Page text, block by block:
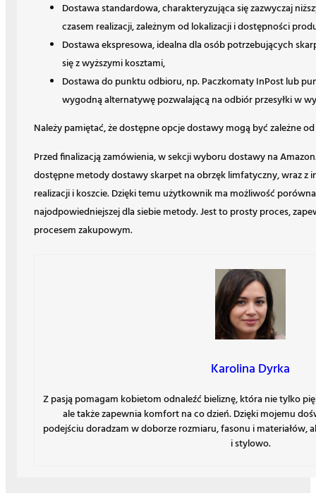
Dostawa standardowa, charakteryzująca się zazwyczaj
czasem realizacji, zależnym od lokalizacji i dostępności
Dostawa ekspresowa, idealna dla osób potrzebujących
się z wyższymi kosztami,
Dostawa do punktu odbioru, np. Paczkomaty InPost lub
wygodną alternatywę pozwalającą na odbiór przesyłki w
Należy pamiętać, że dostępne opcje dostawy mogą być zależne
Przed finalizacją zamówienia, w sekcji wyboru dostawy na
dostępne metody dostawy skarpet na obrzęk limfatyczny, wraz z
realizacji i koszcie. Dzięki temu użytkownik ma możliwość
najodpowiedniejszej dla siebie metody. Jest to prosty proces,
procesem zakupowym.
Karolina Dyrka
Z pasją pomagam kobietom odnaleźć bieliznę, która nie tylko
ale także zapewnia komfort na co dzień. Dzięki mojemu
podejściu doradzam w doborze rozmiaru, fasonu i materiałów,
i stylowo.